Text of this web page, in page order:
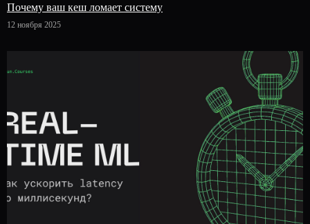
Почему ваш кеш ломает систему
12 ноября 2025